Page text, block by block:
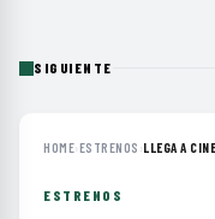
SIGUIENTE
HOME›ESTRENOS ›LLEGA A
ESTRENOS